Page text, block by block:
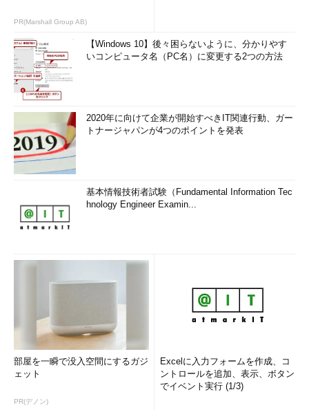
PR(Marshall Group AB)
【Windows 10】後々困らないように、分かりやす
いコンピュータ名（PC名）に変更する2つの方法
2020年に向けて企業が開始すべきIT関連行動、ガー
トナージャパンが4つのポイントを発表
基本情報技術者試験（Fundamental Information Tec
hnology Engineer Examin...
部屋を一瞬で没入空間にするガジ
ェット
PR(デノン)
Excelに入力フォームを作成、コ
ントロールを追加、表示、ボタン
でイベント実行 (1/3)